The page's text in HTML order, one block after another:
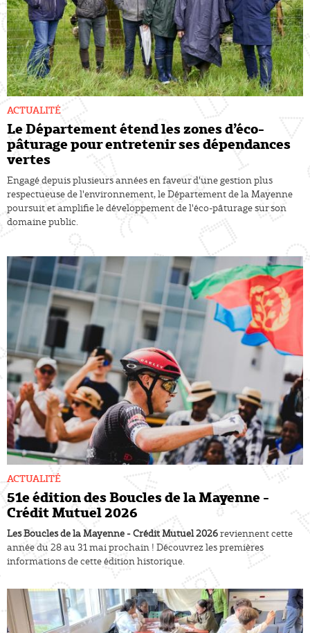
Le Département étend les zones d’éco-
pâturage pour entretenir ses dépendances
vertes
ACTUALITÉ
Engagé depuis plusieurs années en faveur d'une gestion plus
respectueuse de l'environnement, le Département de la Mayenne
poursuit et amplifie le développement de l'éco-pâturage sur son
domaine public.
51e édition des Boucles de la Mayenne -
Crédit Mutuel 2026
ACTUALITÉ
Les Boucles de la Mayenne - Crédit Mutuel 2026reviennent cette
année du 28 au 31 mai prochain ! Découvrez les premières
informations de cette édition historique.